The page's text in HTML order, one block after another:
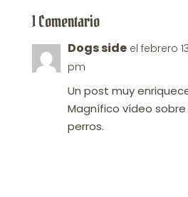
1 Comentario
Dogs side el febrero
pm
Un post muy
Magnífico vídeo
perros.